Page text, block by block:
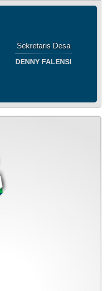
Sekretaris Desa
DENNY FALENSI